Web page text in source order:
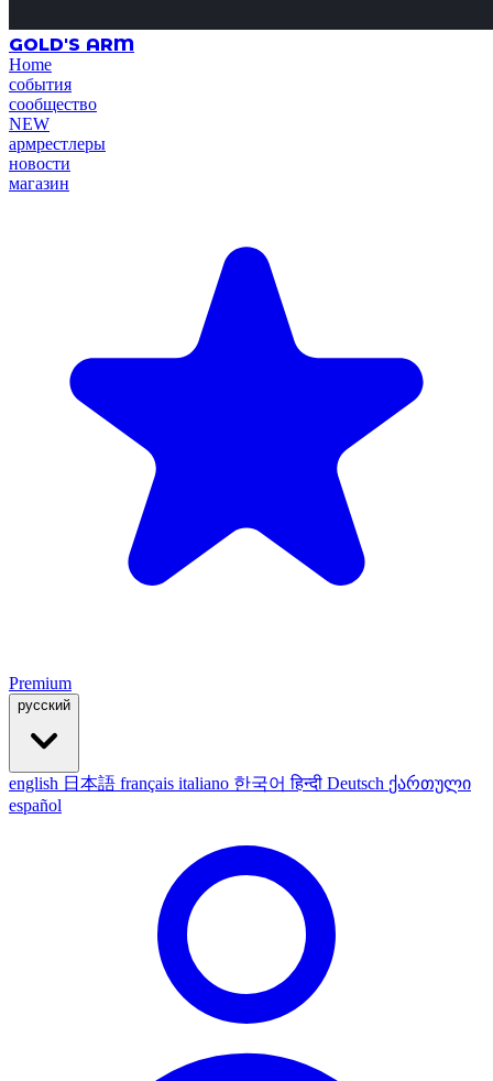
GOLD'S ARM
Home
события
сообщество
NEW
армрестлеры
новости
магазин
Premium
русский
english 日本語 français italiano 한국어हिन्दी Deutsch ქართული
español